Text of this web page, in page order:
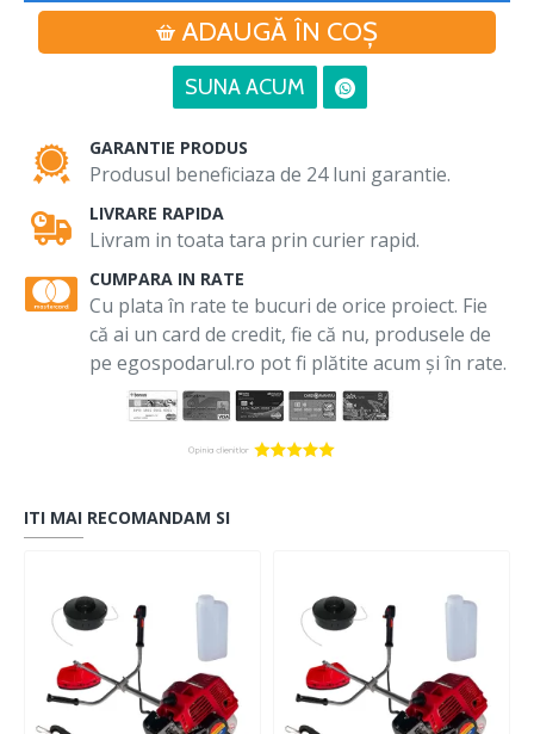
ADAUGĂ ÎN COŞ
SUNA ACUM
GARANTIE PRODUS
Produsul beneficiaza de 24 luni garantie.
LIVRARE RAPIDA
Livram in toata tara prin curier rapid.
CUMPARA IN RATE
Cu plata în rate te bucuri de orice proiect. Fie
că ai un card de credit, fie că nu, produsele de
pe egospodarul.ro pot fi plătite acum și în rate.
ITI MAI RECOMANDAM SI